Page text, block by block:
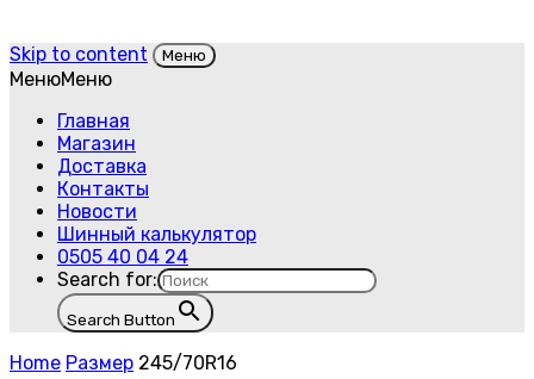
Skip to content Меню
МенюМеню
Главная
Магазин
Доставка
Контакты
Новости
Шинный калькулятор
0505 40 04 24
Search for:
Search Button
Home Размер 245/70R16